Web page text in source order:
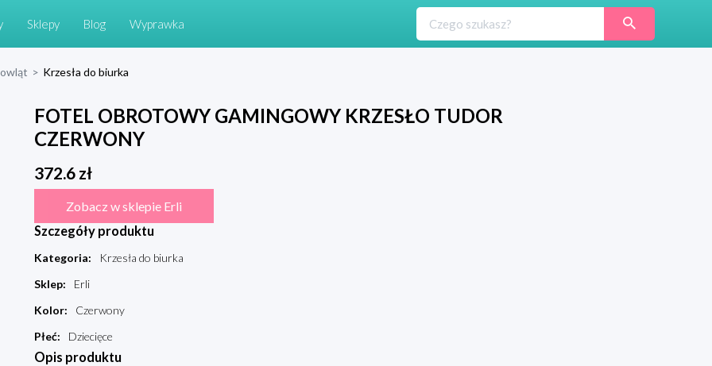
Sklepy Blog Wyprawka
> Krzesła do biurka
FOTEL OBROTOWY GAMINGOWY KRZESŁO TUDOR
CZERWONY
372.6zł
Zobacz w sklepie Erli
Szczegóły produktu
Kategoria:
Krzesła do biurka
Sklep:
Erli
Kolor:
Czerwony
Płeć: Dziecięce
Opis produktu